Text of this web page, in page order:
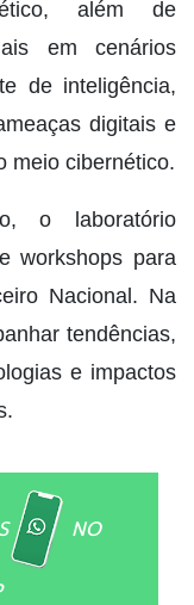
além de
em cenários
de inteligência,
digitais e
meio cibernético.
o laboratório
workshops para
Nacional. Na
tendências,
e impactos
NO